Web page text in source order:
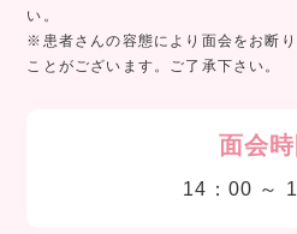
い。
※患者さんの容態により面会をお断
ことがございます。ご了承下さい。
面会時
14：00 ～